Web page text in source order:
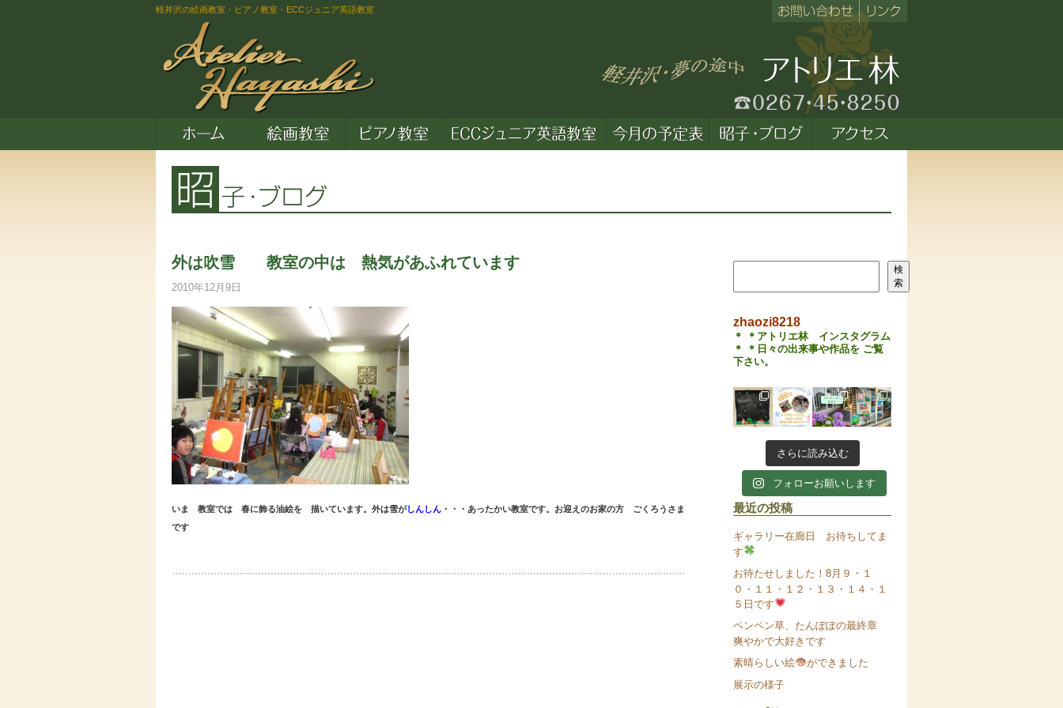
軽井沢の絵画教室・ピアノ教室・ECCジュニア英語教室
外は吹雪 教室の中は 熱気があふれています
2010年12月9日
いま 教室では 春に飾る油絵を 描いています。外は雪がしんしん ・・・あったかい教室です。お迎えのお家の方 ごくろうさま
です
検
索
zhaozi8218
＊ ＊アトリエ林 インスタグラム
＊ ＊日々の出来事や作品を ご覧
下さい。
さらに読み込む
フォローお願いします
最近の投稿
ギャラリー在廊日 お待ちしてま
す
お待たせしました！8月９・１
０・１１・１２・１３・１４・１
５日です
ペンペン草、たんぽぽの最終章
爽やかで大好きです
素晴らしい絵
ができました
展示の様子